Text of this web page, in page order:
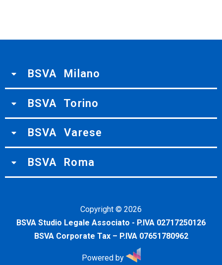
BSVA Milano
BSVA Torino
BSVA Varese
BSVA Roma
Copyright © 2026
BSVA Studio Legale Associato - P.IVA 02717250126
BSVA Corporate Tax – P.IVA 07651780962
Powered by